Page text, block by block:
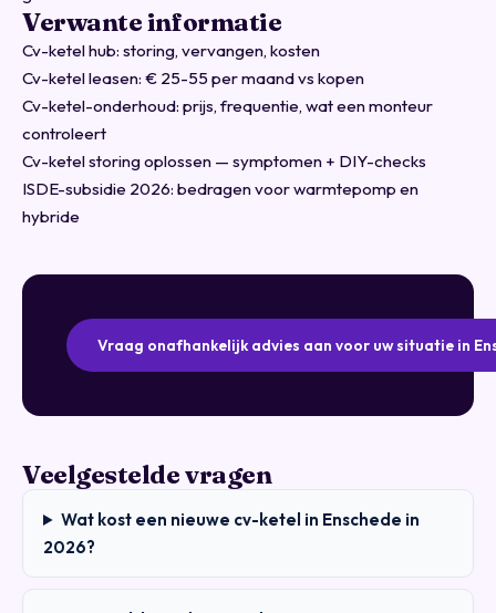
Verwante informatie
Cv-ketel hub: storing, vervangen, kosten
Cv-ketel leasen: € 25-55 per maand vs kopen
Cv-ketel-onderhoud: prijs, frequentie, wat een monteur
controleert
Cv-ketel storing oplossen — symptomen + DIY-checks
ISDE-subsidie 2026: bedragen voor warmtepomp en
hybride
Vraag onafhankelijk advies aan voor uw situatie in
Veelgestelde vragen
Wat kost een nieuwe cv-ketel in Enschede in
2026?